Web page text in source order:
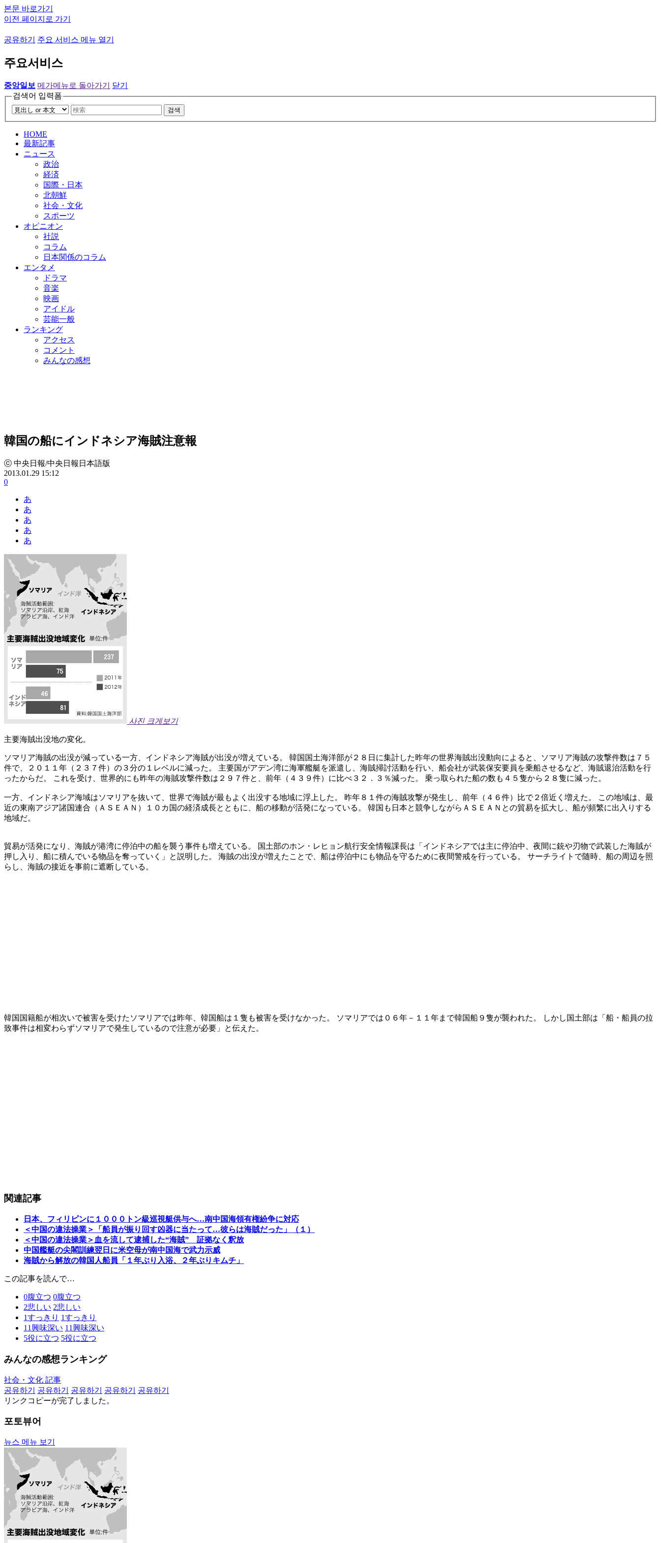
본문 바로가기
이전 페이지로 가기
공유하기 주요 서비스 메뉴 열기
주요서비스
중앙일보 메가메뉴로 돌아가기
닫기
검색어 입력폼
검색
HOME
最新記事
ニュース
政治
経済
国際・日本
北朝鮮
社会・文化
スポーツ
オピニオン
社説
コラム
日本関係のコラム
エンタメ
ドラマ
音楽
映画
アイドル
芸能一般
ランキング
アクセス
コメント
みんなの感想
韓国の船にインドネシア海賊注意報
ⓒ 中央日報/中央日報日本語版
2013.01.29 15:12
0
あ
あ
あ
あ
あ
사진 크게보기
主要海賊出没地の変化。
ソマリア海賊の出没が減っている一方、インドネシア海賊が出没が増えている。 韓国国土海洋部が２８日に集計した昨年の世界海賊出没動向によると、ソマリア海賊の攻撃件数は７５
件で、２０１１年（２３７件）の３分の１レベルに減った。 主要国がアデン湾に海軍艦艇を派遣し、海賊掃討活動を行い、船会社が武装保安要員を乗船させるなど、海賊退治活動を行
ったからだ。 これを受け、世界的にも昨年の海賊攻撃件数は２９７件と、前年（４３９件）に比べ３２．３％減った。 乗っ取られた船の数も４５隻から２８隻に減った。
一方、インドネシア海域はソマリアを抜いて、世界で海賊が最もよく出没する地域に浮上した。 昨年８１件の海賊攻撃が発生し、前年（４６件）比で２倍近く増えた。 この地域は、最
近の東南アジア諸国連合（ＡＳＥＡＮ）１０カ国の経済成長とともに、船の移動が活発になっている。 韓国も日本と競争しながらＡＳＥＡＮとの貿易を拡大し、船が頻繁に出入りする
地域だ。
貿易が活発になり、海賊が港湾に停泊中の船を襲う事件も増えている。 国土部のホン・レヒョン航行安全情報課長は「インドネシアでは主に停泊中、夜間に銃や刃物で武装した海賊が
押し入り、船に積んでいる物品を奪っていく」と説明した。 海賊の出没が増えたことで、船は停泊中にも物品を守るために夜間警戒を行っている。 サーチライトで随時、船の周辺を照
らし、海賊の接近を事前に遮断している。
韓国国籍船が相次いで被害を受けたソマリアでは昨年、韓国船は１隻も被害を受けなかった。 ソマリアでは０６年－１１年まで韓国船９隻が襲われた。 しかし国土部は「船・船員の拉
致事件は相変わらずソマリアで発生しているので注意が必要」と伝えた。
関連記事
日本、フィリピンに１０００トン級巡視艇供与へ…南中国海領有権紛争に対応
＜中国の違法操業＞「船員が振り回す凶器に当たって…彼らは海賊だった」（１）
＜中国の違法操業＞血を流して逮捕した“海賊” 証拠なく釈放
中国艦艇の尖閣訓練翌日に米空母が南中国海で武力示威
海賊から解放の韓国人船員「１年ぶり入浴、２年ぶりキムチ」
この記事を読んで…
0腹立つ 0腹立つ
2悲しい 2悲しい
1すっきり 1すっきり
11興味深い 11興味深い
5役に立つ 5役に立つ
みんなの感想ランキング
社会・文化 記事
공유하기
공유하기 공유하기 공유하기
공유하기
リンクコピーが完了しました。
포토뷰어
뉴스 메뉴 보기